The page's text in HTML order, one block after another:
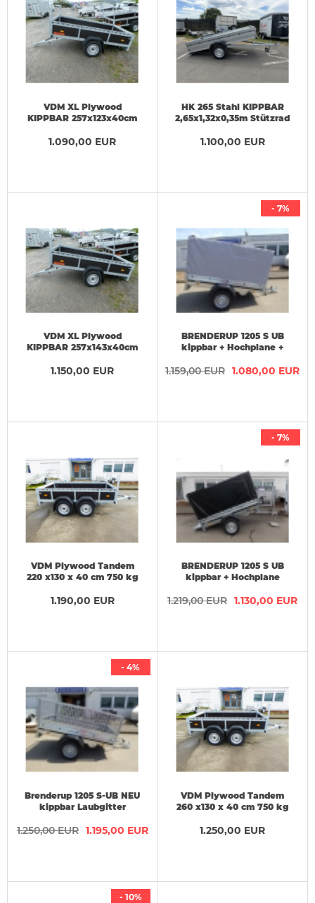
VDM XL Plywood
KIPPBAR 257x123x40cm
1.090,00 EUR
HK 265 Stahl KIPPBAR
2,65x1,32x0,35m Stützrad
kg
1.100,00 EUR
VDM XL Plywood
KIPPBAR 257x143x40cm
1.150,00 EUR
BRENDERUP 1205 S UB
kippbar + Hochplane +
1.159,00 EUR 1.080,00 EUR
- 7%
VDM Plywood Tandem
220 x130 x 40 cm 750 kg
1.190,00 EUR
BRENDERUP 1205 S UB
kippbar + Hochplane
203x116x115 cm
1.219,00 EUR 1.130,00 EUR
- 7%
Brenderup 1205 S-UB NEU
kippbar Laubgitter
1.250,00 EUR 1.195,00 EUR
- 4%
VDM Plywood Tandem
260 x130 x 40 cm 750 kg
1.250,00 EUR
- 10%